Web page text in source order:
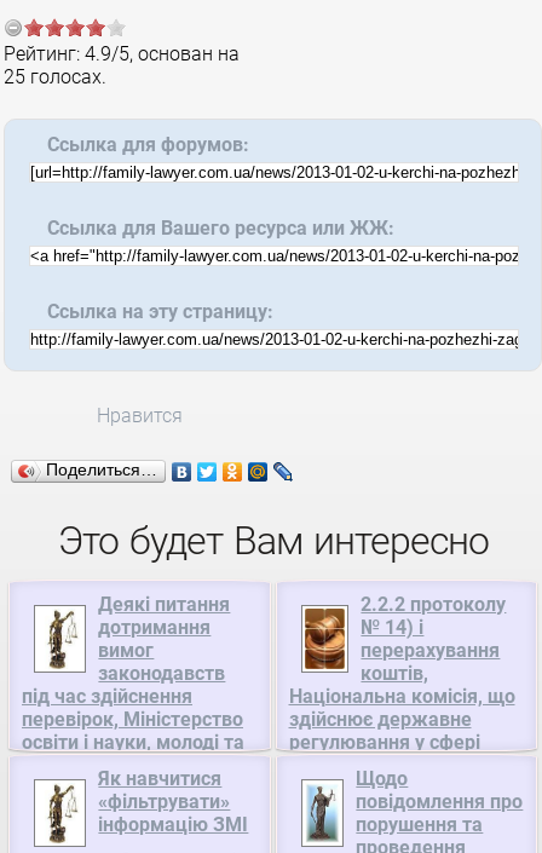
Рейтинг: 4.9/5, основан на
25 голосах.
Ссылка для форумов:
Ссылка для Вашего ресурса или ЖЖ:
Ссылка на эту страницу:
Нравится
Поделиться…
Это будет Вам интересно
Деякі питання
дотримання
вимог
законодавств
під час здійснення
перевірок, Міністерство
освіти і науки, молоді та
спорту України
Деякі питання
дотримання вимог
Як навчитися
«фільтрувати»
інформацію ЗМІ
2.2.2 протоколу
№ 14) і
перерахування
коштів,
Національна комісія, що
здійснює державне
регулювання у сфері
енергетики
Про погодження
рішення Ради ОРЕ від
Щодо
повідомлення про
порушення та
проведення